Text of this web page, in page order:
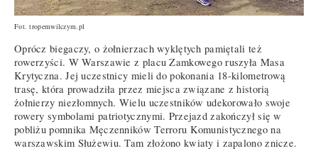
Fot. tropemwilczym.pl
Oprócz biegaczy, o żołnierzach wyklętych pamiętali też
rowerzyści. W Warszawie z placu Zamkowego ruszyła Masa
Krytyczna. Jej uczestnicy mieli do pokonania 18-kilometrową
trasę, która prowadziła przez miejsca związane z historią
żołnierzy niezłomnych. Wielu uczestników udekorowało swoje
rowery symbolami patriotycznymi. Przejazd zakończył się w
pobliżu pomnika Męczenników Terroru Komunistycznego na
warszawskim Służewiu. Tam złożono kwiaty i zapalono znicze.